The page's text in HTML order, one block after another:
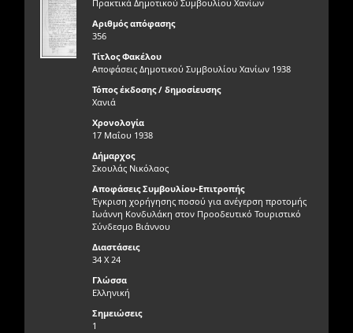
Πρακτικά Δημοτικού Συμβουλίου Χανίων
Αριθμός απόφασης
356
Τίτλος Φακέλου
Αποφάσεις Δημοτικού Συμβουλίου Χανίων 1938
Τόπος έκδοσης / δημοσίευσης
Χανιά
Χρονολογία
17 Μαΐου 1938
Δήμαρχος
Σκουλάς Νικόλαος
Αποφάσεις Συμβουλίου-Επιτροπής
Έγκριση χορήγησης ποσού για ανέγερση προτομής
Ιωάννη Κονδυλάκη στον Προοδευτικό Τουριστικό
Σύνδεσμο Βιάννου
Διαστάσεις
34 Χ 24
Γλώσσα
Ελληνική
Σημειώσεις
1